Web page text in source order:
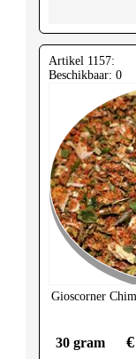
Artikel 1157:
Beschikbaar: 0
Gioscorner
30 gram